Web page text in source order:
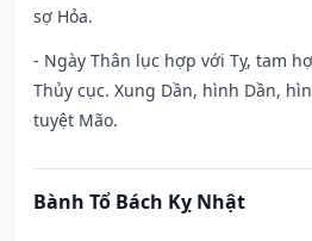
sợ Hỏa.
- Ngày Thân lục hợp với Tỵ, tam
Thủy cục. Xung Dần, hình Dần,
tuyệt Mão.
Bành Tổ Bách Kỵ Nhật